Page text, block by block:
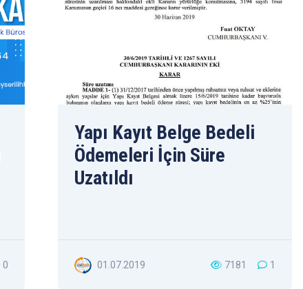
0
Yapı Kayıt Belge Bedeli
Ödemeleri İçin Süre
Uzatıldı
01.07.2019 7181 1